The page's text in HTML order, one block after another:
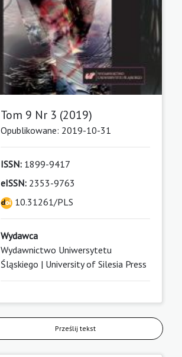
Tom 9 Nr 3 (2019)
Opublikowane: 2019-10-31
ISSN:1899-9417
eISSN:2353-9763
10.31261/PLS
Wydawca
Wydawnictwo Uniwersytetu
Śląskiego | University of Silesia Press
Prześlij tekst